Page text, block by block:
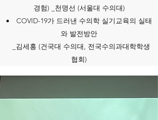
경험) _천명선 (서울대 수의대)
COVID-19가 드러낸 수의학 실기교육의 실태
와 발전방안
_김세홍 (건국대 수의대, 전국수의과대학학생
협회)